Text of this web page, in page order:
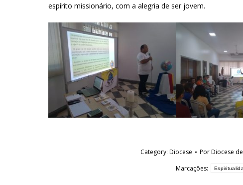
espírito missionário, com a alegria de ser jovem.
Category: Diocese PorDiocese
Marcações: